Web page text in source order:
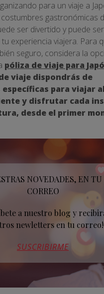
para un viaje a
gastronómicas
ser divertido y puede
experiencia viajera. Para
seguro, considera la
póliza de viaje para
viaje dispondrás de
para viajar
y disfrutar cada
desde el primer
NOVEDADES, EN TU
CORREO
a nuestro blog y
newletters en tu correo!
SUSCRIBIRME